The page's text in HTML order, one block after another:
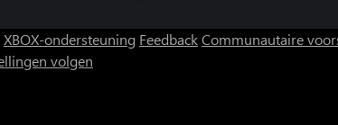
gevechtseenheid Nihang
je grootse mensen activeert.
XBOX-ondersteuning FeedbackCommunautaire
volgen